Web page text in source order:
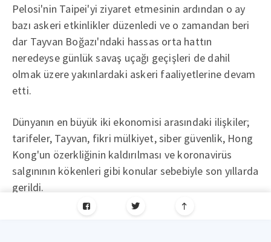
Pelosi'nin Taipei'yi ziyaret etmesinin ardından o ay
bazı askeri etkinlikler düzenledi ve o zamandan beri
dar Tayvan Boğazı'ndaki hassas orta hattın
neredeyse günlük savaş uçağı geçişleri de dahil
olmak üzere yakınlardaki askeri faaliyetlerine devam
etti.
Dünyanın en büyük iki ekonomisi arasındaki ilişkiler;
tarifeler, Tayvan, fikri mülkiyet, siber güvenlik, Hong
Kong'un özerkliğinin kaldırılması ve koronavirüs
salgınının kökenleri gibi konular sebebiyle son yıllarda
gerildi.